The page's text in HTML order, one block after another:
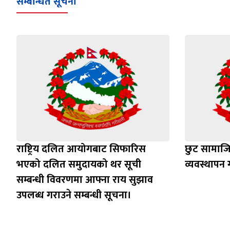
राष्ट्रिय दलित आयोगबाट सिफारिस
भएको दलित समुदायको थर सूची
सम्बन्धी विवरणमा आफ्ना राय सुझाव
उपलब्ध गराउने सम्बन्धी सूचना।
छुट
व्यवस्थापन